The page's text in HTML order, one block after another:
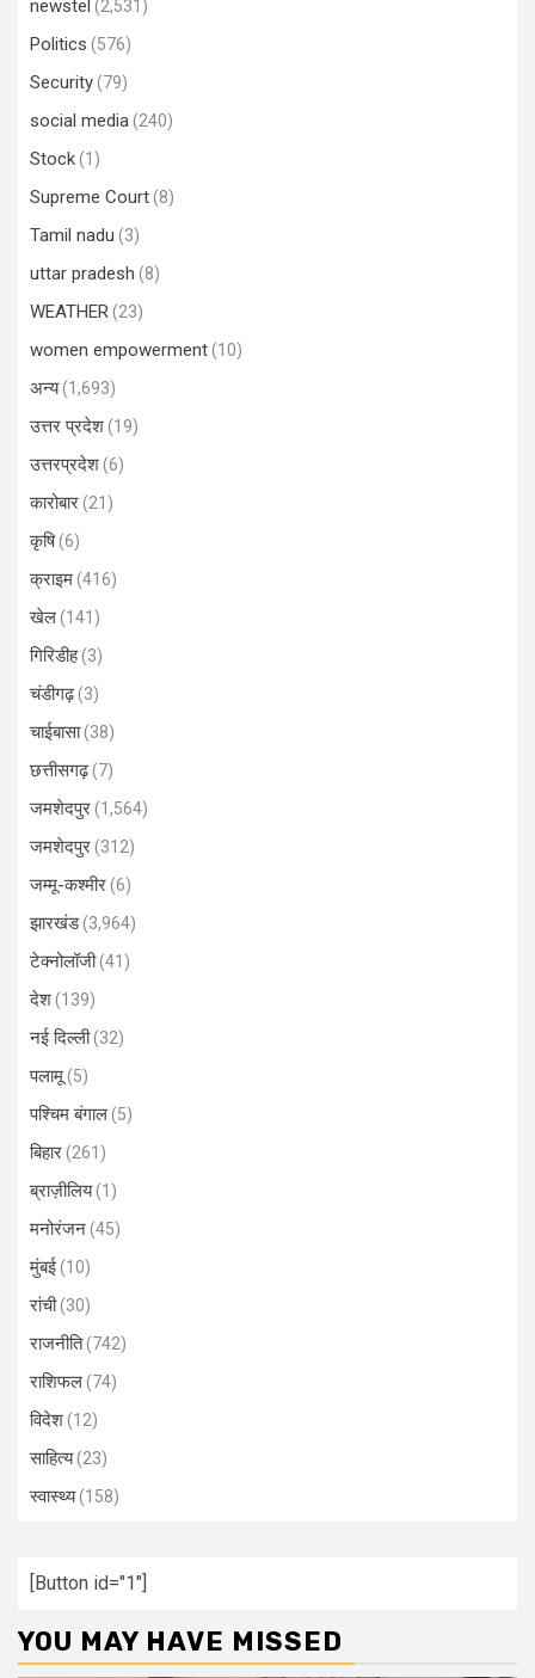
newstel (2,531)
Politics (576)
Security(79)
social media(240)
Stock(1)
Supreme Court(8)
Tamil nadu (3)
uttar pradesh (8)
WEATHER(23)
women empowerment(10)
अन्य(1,693)
उत्तर प्रदेश(19)
उत्तरप्रदेश(6)
कारोबार(21)
कृषि(6)
क्राइम(416)
खेल(141)
गिरिडीह(3)
चंडीगढ़(3)
चाईबासा(38)
छत्तीसगढ़(7)
जमशेदपुर(1,564)
जमशेदपुर(312)
जम्मू-कश्मीर(6)
झारखंड(3,964)
टेक्नोलॉजी(41)
देश(139)
नई दिल्ली(32)
पलामू(5)
पश्चिम बंगाल(5)
बिहार(261)
ब्राज़ीलिय(1)
मनोरंजन(45)
मुंबई(10)
रांची(30)
राजनीति(742)
राशिफल(74)
विदेश(12)
साहित्य(23)
स्वास्थ्य(158)
[Button id="1"]
YOU MAY HAVE MISSED